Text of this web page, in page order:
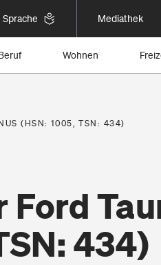
Mediathek
Wohnen
(HSN: 1005, TSN: 434)
434)